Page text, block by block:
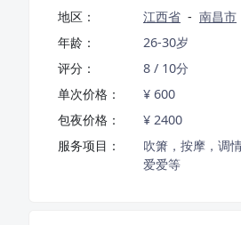
地区： 江西省 - 南昌市
年龄：
26-30岁
评分：
8 / 10分
单次价格：
¥ 600
包夜价格：
¥ 2400
服务项目：
吹箫，按摩，调
爱爱等